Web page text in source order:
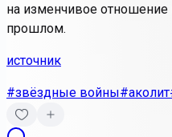
на изменчивое
прошлом.
источник
#звёздные войны#аколит